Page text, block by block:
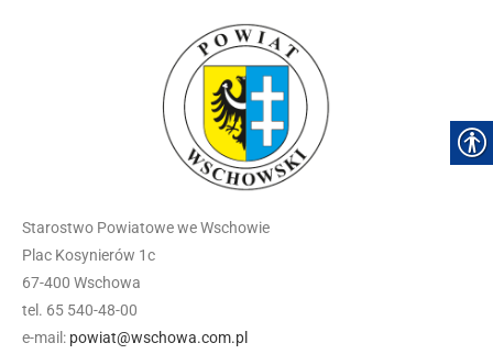
Starostwo Powiatowe we Wschowie
Plac Kosynierów 1c
67-400 Wschowa
tel. 65 540-48-00
e-mail: powiat@wschowa.com.pl